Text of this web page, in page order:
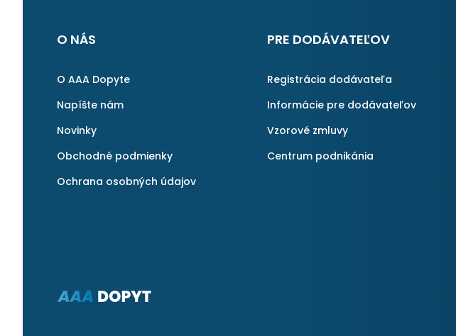
O NÁS
O AAA Dopyte
Napíšte nám
Novinky
Obchodné podmienky
Ochrana osobných údajov
PRE DODÁVATEĽOV
Registrácia dodávateľa
Informácie pre dodávateľov
Vzorové zmluvy
Centrum podnikánia